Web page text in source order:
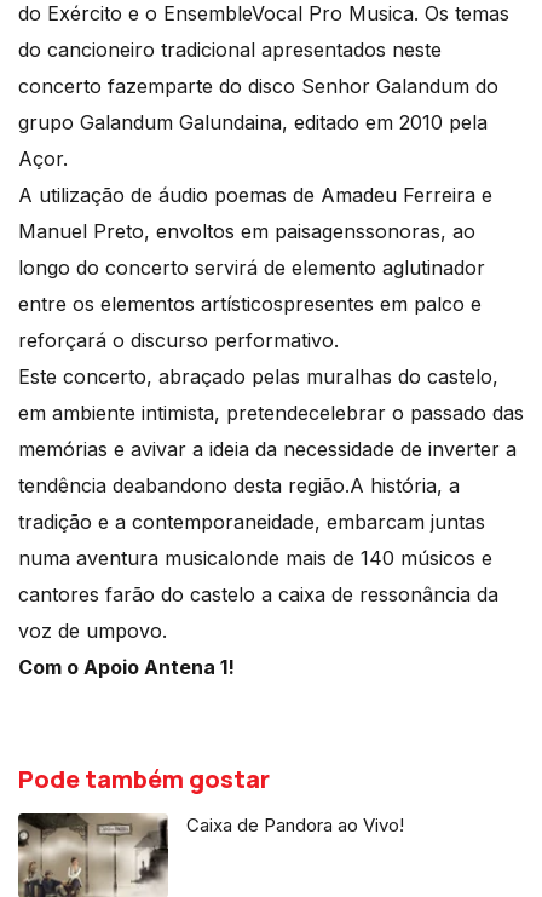
do Exército e o EnsembleVocal Pro Musica. Os temas
do cancioneiro tradicional apresentados neste
concerto fazemparte do disco Senhor Galandum do
grupo Galandum Galundaina, editado em 2010 pela
Açor.
A utilização de áudio poemas de Amadeu Ferreira e
Manuel Preto, envoltos em paisagenssonoras, ao
longo do concerto servirá de elemento aglutinador
entre os elementos artísticospresentes em palco e
reforçará o discurso performativo.
Este concerto, abraçado pelas muralhas do castelo,
em ambiente intimista, pretendecelebrar o passado das
memórias e avivar a ideia da necessidade de inverter a
tendência deabandono desta região.A história, a
tradição e a contemporaneidade, embarcam juntas
numa aventura musicalonde mais de 140 músicos e
cantores farão do castelo a caixa de ressonância da
voz de umpovo.
Com o Apoio Antena 1!
Pode também gostar
Caixa de Pandora ao Vivo!